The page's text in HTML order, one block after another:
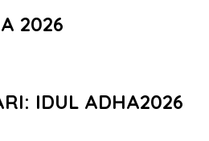
2026
IDUL ADHA2026